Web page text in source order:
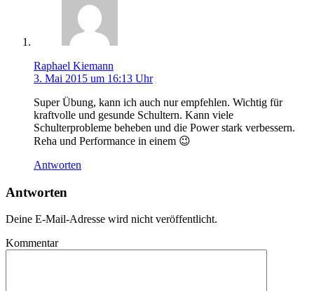
Raphael Kiemann
3. Mai 2015 um 16:13 Uhr
Super Übung, kann ich auch nur empfehlen. Wichtig für
kraftvolle und gesunde Schultern. Kann viele
Schulterprobleme beheben und die Power stark verbessern.
Reha und Performance in einem 😉
Antworten
Antworten
Deine E-Mail-Adresse wird nicht veröffentlicht.
Kommentar